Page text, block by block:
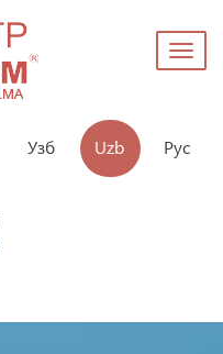
Узб Uzb Рус